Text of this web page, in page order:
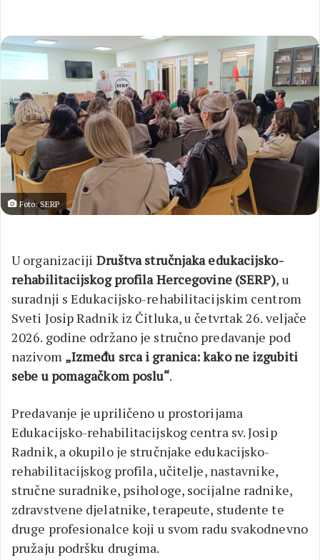
Foto: SERP
U organizaciji Društva stručnjaka edukacijsko-
rehabilitacijskog profila Hercegovine (SERP), u
suradnji s Edukacijsko-rehabilitacijskim centrom
Sveti Josip Radnik iz Čitluka, u četvrtak 26. veljače
2026. godine održano je stručno predavanje pod
nazivom „Između srca i granica: kako ne izgubiti
sebe u pomagačkom poslu“.
Predavanje je upriličeno u prostorijama
Edukacijsko-rehabilitacijskog centra sv. Josip
Radnik, a okupilo je stručnjake edukacijsko-
rehabilitacijskog profila, učitelje, nastavnike,
stručne suradnike, psihologe, socijalne radnike,
zdravstvene djelatnike, terapeute, studente te
druge profesionalce koji u svom radu svakodnevno
pružaju podršku drugima.